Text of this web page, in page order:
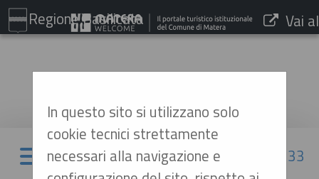
Regione Basilicata
Vai al
06/08/2026 11:33
In questo sito si utilizzano solo
cookie tecnici strettamente
necessari alla navigazione e